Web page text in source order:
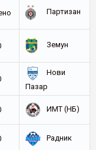
Партизан
Земун
Нови
Пазар
ИМТ (НБ)
Радник